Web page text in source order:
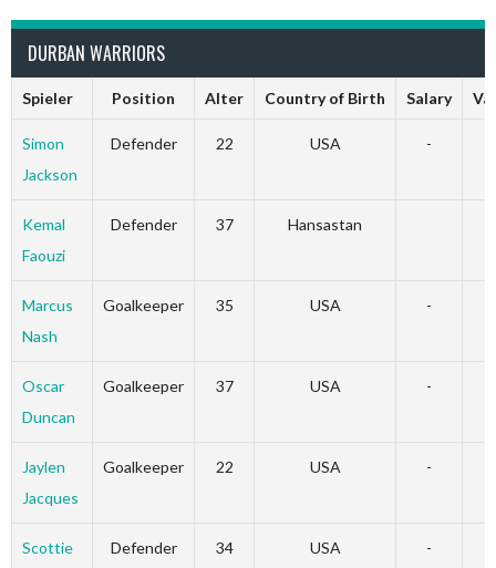
DURBAN WARRIORS
Spieler Position Alter Country of Birth Salary
Simon
Jackson
Defender 22 USA -
Kemal
Faouzi
Defender 37 Hansastan
Marcus
Nash
Goalkeeper 35 USA -
Oscar
Duncan
Goalkeeper 37 USA -
Jaylen
Jacques
Goalkeeper 22 USA -
Scottie
Defender 34 USA -